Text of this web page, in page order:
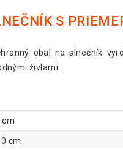
S
obal na slnečník
živlami.
cm
cm